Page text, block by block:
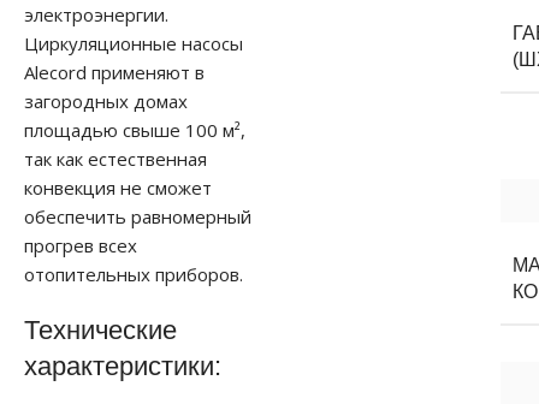
электроэнергии.
Циркуляционные насосы
Alecord применяют в
загородных домах
площадью свыше 100 м²,
так как естественная
конвекция не сможет
обеспечить равномерный
прогрев всех
отопительных приборов.
Технические
характеристики: